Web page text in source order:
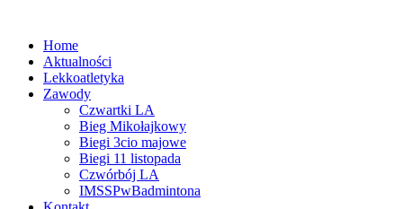
Home
Aktualności
Lekkoatletyka
Zawody
Czwartki LA
Bieg Mikołajkowy
Biegi 3cio majowe
Biegi 11 listopada
Czwórbój LA
IMSSPwBadmintona